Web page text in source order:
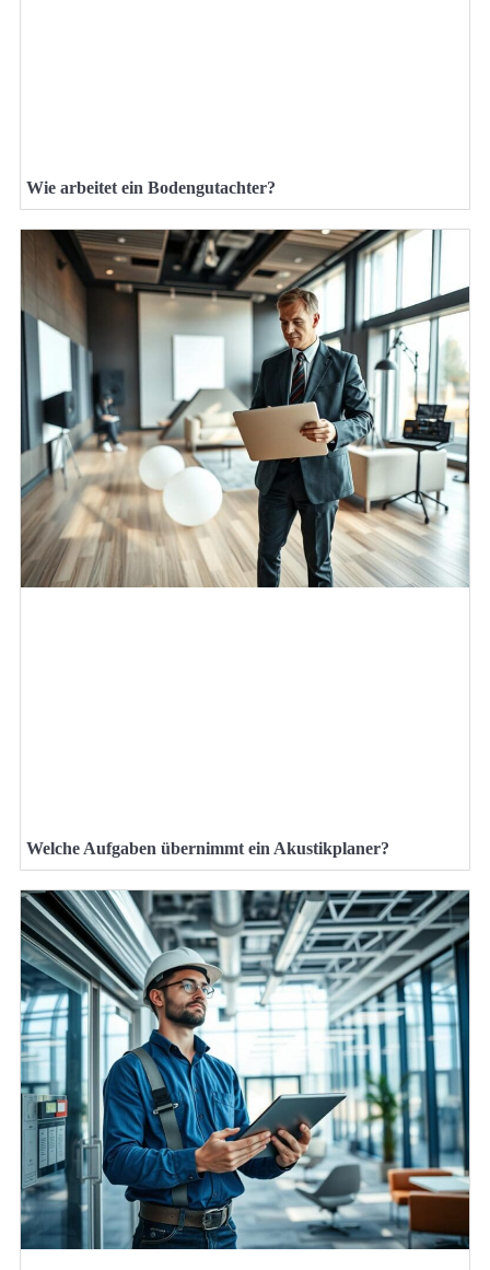
Wie arbeitet ein Bodengutachter?
Welche Aufgaben übernimmt ein Akustikplaner?